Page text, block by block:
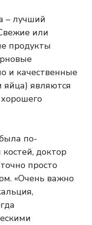
– лучший
или
продукты
и качественные
яйца) являются
по-
доктор
просто
«Очень важно